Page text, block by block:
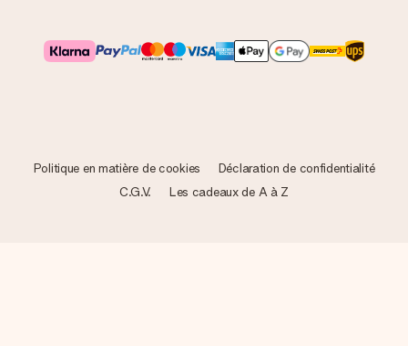
Politique en matière de cookies
Déclaration de confidentialité
C.G.V.
Les cadeaux de A à Z